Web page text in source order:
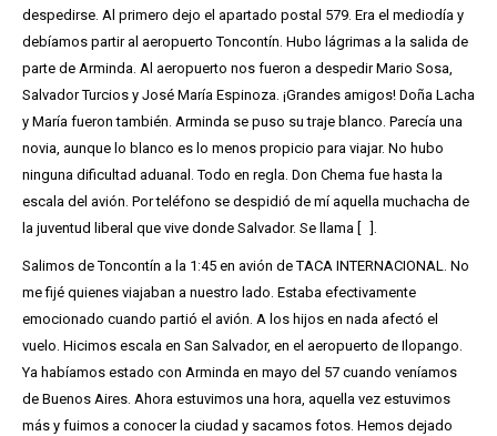
despedirse. Al primero dejo el apartado postal 579. Era el mediodía y
debíamos partir al aeropuerto Toncontín. Hubo lágrimas a la salida de
parte de Arminda. Al aeropuerto nos fueron a despedir Mario Sosa,
Salvador Turcios y José María Espinoza. ¡Grandes amigos! Doña Lacha
y María fueron también. Arminda se puso su traje blanco. Parecía una
novia, aunque lo blanco es lo menos propicio para viajar. No hubo
ninguna dificultad aduanal. Todo en regla. Don Chema fue hasta la
escala del avión. Por teléfono se despidió de mí aquella muchacha de
la juventud liberal que vive donde Salvador. Se llama [ ].
Salimos de Toncontín a la 1:45 en avión de TACA INTERNACIONAL. No
me fijé quienes viajaban a nuestro lado. Estaba efectivamente
emocionado cuando partió el avión. A los hijos en nada afectó el
vuelo. Hicimos escala en San Salvador, en el aeropuerto de Ilopango.
Ya habíamos estado con Arminda en mayo del 57 cuando veníamos
de Buenos Aires. Ahora estuvimos una hora, aquella vez estuvimos
más y fuimos a conocer la ciudad y sacamos fotos. Hemos dejado